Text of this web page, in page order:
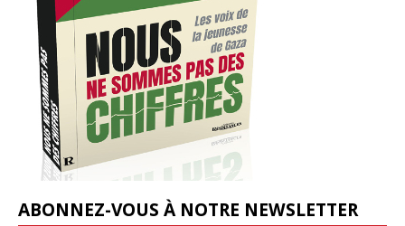
ABONNEZ-VOUS À NOTRE NEWSLETTER